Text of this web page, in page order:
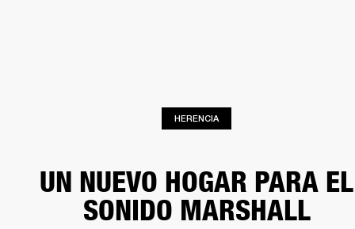
HERENCIA
UN NUEVO HOGAR PARA EL
SONIDO MARSHALL